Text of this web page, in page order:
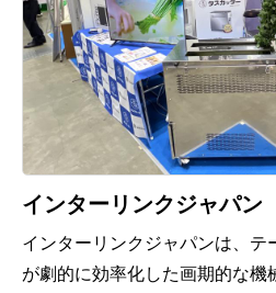
インターリンクジャパン
インターリンクジャパンは、テ
が劇的に効率化した画期的な機